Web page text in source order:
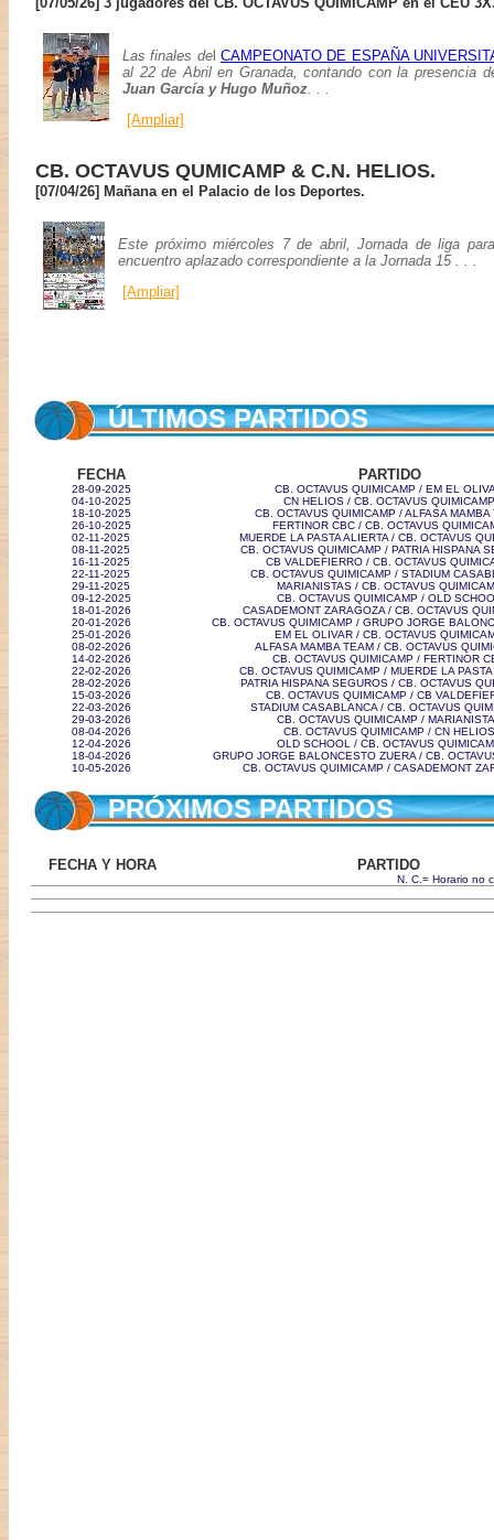
Las finales delCAMPEONATO DE ESPAÑA
al 22 de Abril en Granada, contando con la presencia
Juan García y Hugo Muñoz. . .
[Ampliar]
CB. OCTAVUS QUMICAMP & C.N. HELIOS.
[07/04/26] Mañana en el Palacio de los Deportes.
Este próximo miércoles 7 de abril, Jornada de liga
encuentro aplazado correspondiente a la Jornada 15 . . .
[Ampliar]
ÚLTIMOS PARTIDOS
FECHA PARTIDO
28-09-2025
CB. OCTAVUS QUIMICAMP / EM EL
04-10-2025
CN HELIOS / CB. OCTAVUS QUIMICAMP
18-10-2025
CB. OCTAVUS QUIMICAMP / ALFASA MAMBA
26-10-2025
FERTINOR CBC / CB. OCTAVUS
02-11-2025
MUERDE LA PASTA ALIERTA / CB. OCTAVUS
08-11-2025
CB. OCTAVUS QUIMICAMP / PATRIA HISPANA
16-11-2025
CB VALDEFIERRO / CB. OCTAVUS
22-11-2025
CB. OCTAVUS QUIMICAMP / STADIUM
29-11-2025
MARIANISTAS / CB. OCTAVUS
09-12-2025
CB. OCTAVUS QUIMICAMP / OLD
18-01-2026
CASADEMONT ZARAGOZA / CB. OCTAVUS
20-01-2026
CB. OCTAVUS QUIMICAMP / GRUPO JORGE
25-01-2026
EM EL OLIVAR / CB. OCTAVUS
08-02-2026
ALFASA MAMBA TEAM / CB. OCTAVUS
14-02-2026
CB. OCTAVUS QUIMICAMP / FERTINOR
22-02-2026
CB. OCTAVUS QUIMICAMP / MUERDE LA PASTA
28-02-2026
PATRIA HISPANA SEGUROS / CB. OCTAVUS
15-03-2026
CB. OCTAVUS QUIMICAMP / CB
22-03-2026
STADIUM CASABLANCA / CB. OCTAVUS
29-03-2026
CB. OCTAVUS QUIMICAMP /
08-04-2026
CB. OCTAVUS QUIMICAMP / CN HELIOS
12-04-2026
OLD SCHOOL / CB. OCTAVUS
18-04-2026
GRUPO JORGE BALONCESTO ZUERA / CB.
10-05-2026
CB. OCTAVUS QUIMICAMP / CASADEMONT
PRÓXIMOS PARTIDOS
FECHA Y HORA PARTIDO
N. C.= Horario no